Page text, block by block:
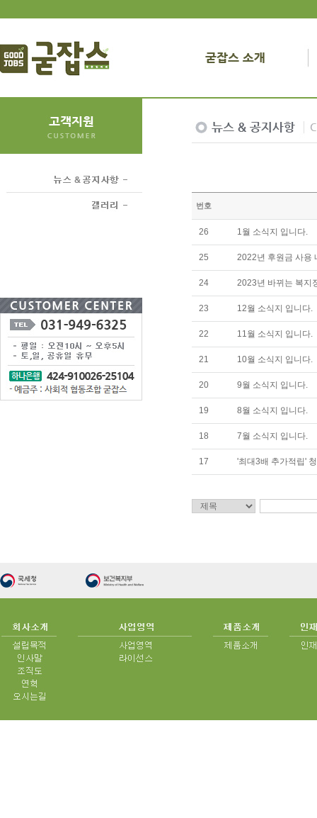
번호
26 1월 소식지 입니다.
25 2022년 후원금 사용
24 2023년 바뀌는 복지
23 12월 소식지 입니다.
22 11월 소식지 입니다.
21 10월 소식지 입니다.
20 9월 소식지 입니다.
19 8월 소식지 입니다.
18 7월 소식지 입니다.
17 '최대3배 추가적립'